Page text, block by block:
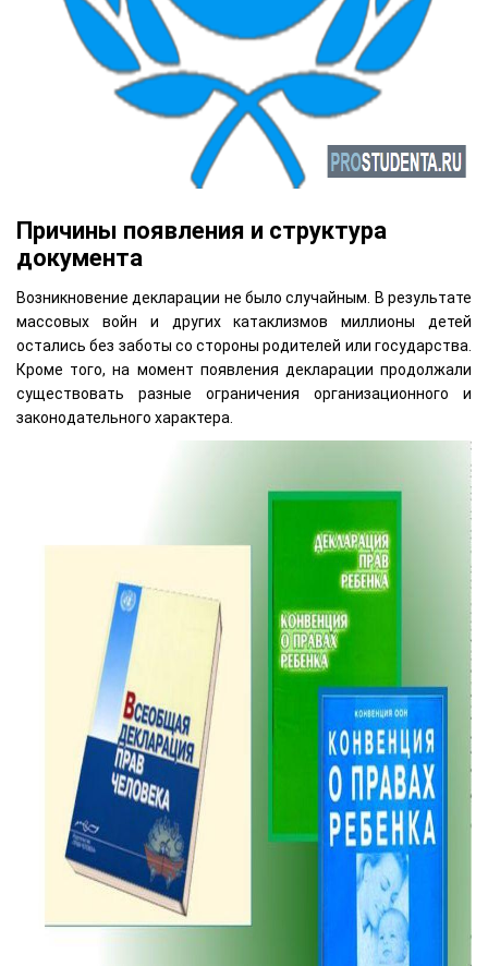
Причины появления и структура
документа
Возникновение декларации не было случайным. В результате
массовых войн и других катаклизмов миллионы детей
остались без заботы со стороны родителей или государства.
Кроме того, на момент появления декларации продолжали
существовать разные ограничения организационного и
законодательного характера.